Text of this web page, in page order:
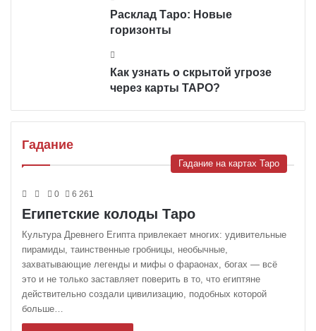
Расклад Таро: Новые
горизонты
Как узнать о скрытой угрозе
через карты ТАРО?
Гадание
Гадание на картах Таро
0 6 261
Египетские колоды Таро
Культура Древнего Египта привлекает многих: удивительные
пирамиды, таинственные гробницы, необычные,
захватывающие легенды и мифы о фараонах, богах — всё
это и не только заставляет поверить в то, что египтяне
действительно создали цивилизацию, подобных которой
больше…